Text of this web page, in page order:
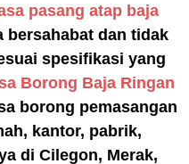
pasang atap baja
bersahabat dan tidak
spesifikasi yang
Borong Baja Ringan
borong pemasangan
kantor, pabrik,
di Cilegon, Merak,